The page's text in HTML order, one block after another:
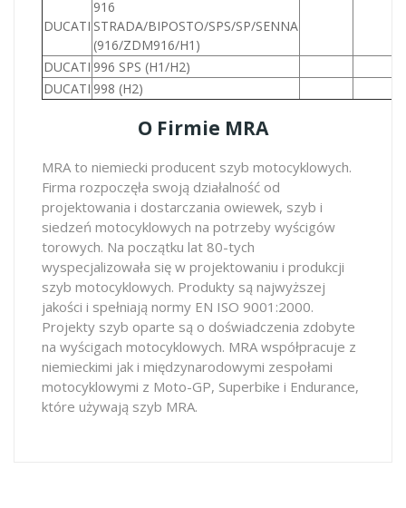
DUCATI
916
STRADA/BIPOSTO/SPS/SP/SENNA
(916/ZDM916/H1)
DUCATI 996 SPS (H1/H2)
DUCATI 998 (H2)
O Firmie MRA
MRA to niemiecki producent szyb motocyklowych.
Firma rozpoczęła swoją działalność od
projektowania i dostarczania owiewek, szyb i
siedzeń motocyklowych na potrzeby wyścigów
torowych. Na początku lat 80-tych
wyspecjalizowała się w projektowaniu i produkcji
szyb motocyklowych. Produkty są najwyższej
jakości i spełniają normy EN ISO 9001:2000.
Projekty szyb oparte są o doświadczenia zdobyte
na wyścigach motocyklowych. MRA współpracuje z
niemieckimi jak i międzynarodowymi zespołami
motocyklowymi z Moto-GP, Superbike i Endurance,
które używają szyb MRA.